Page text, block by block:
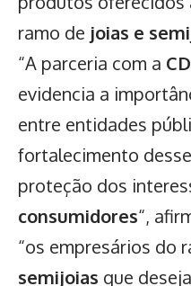
ramo de joias e
“A parceria com a
evidencia a
entre entidades
fortalecimento
proteção dos
consumidores“,
“os empresários do
semijoias que